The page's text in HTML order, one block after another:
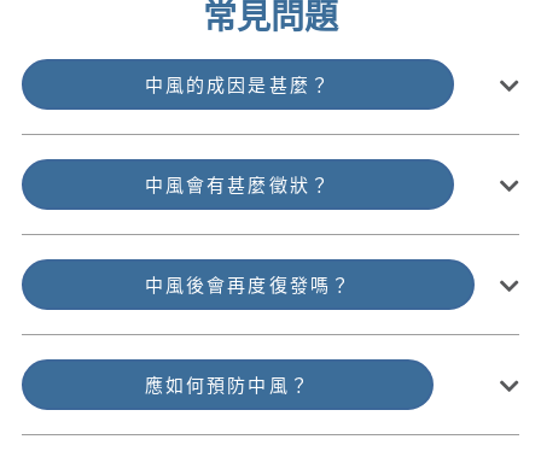
常見問題
中風的成因是甚麼？
中風會有甚麼徵狀？
中風後會再度復發嗎？
應如何預防中風？